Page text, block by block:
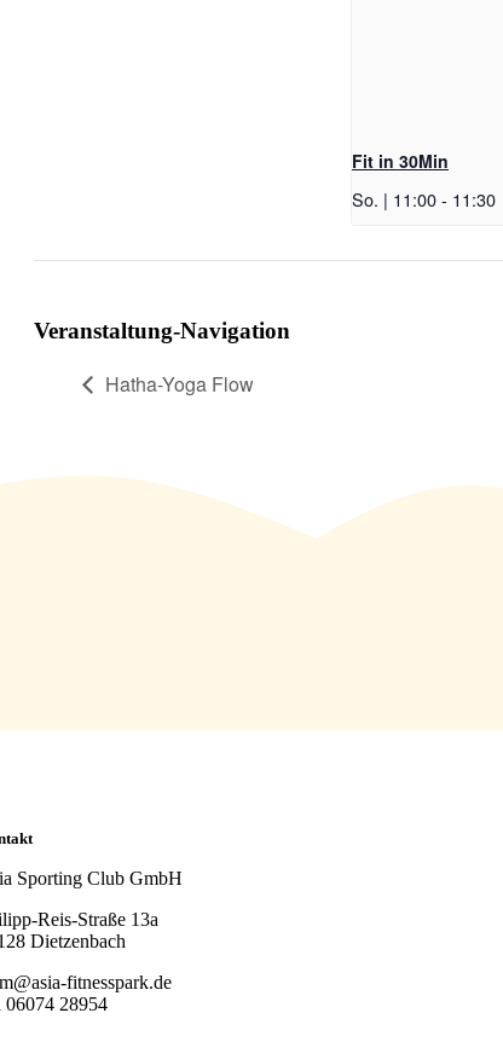
Fit in 30Min
So. | 11:00- 11:30
Veranstaltung-Navigation
Hatha-Yoga Flow
Sporting Club GmbH
Reis-Straße 13a
Dietzenbach
fitnesspark.de
06074 28954